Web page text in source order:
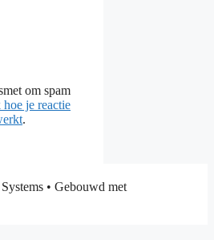
om spam
je reactie
.
• Gebouwd met